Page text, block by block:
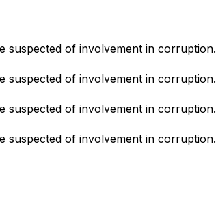
suspected of involvement in corruption.
suspected of involvement in corruption.
suspected of involvement in corruption.
suspected of involvement in corruption.